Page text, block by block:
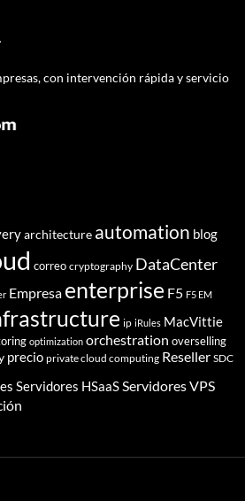
con intervención rápida y servicio
architecture automation blog
correo cryptography DataCenter
Empresa enterprise F5 F5 EM
ip iRules MacVittie
optimization orchestration overselling
precio private cloud computing Reseller SDC
Servidores HSaaSServidores VPS